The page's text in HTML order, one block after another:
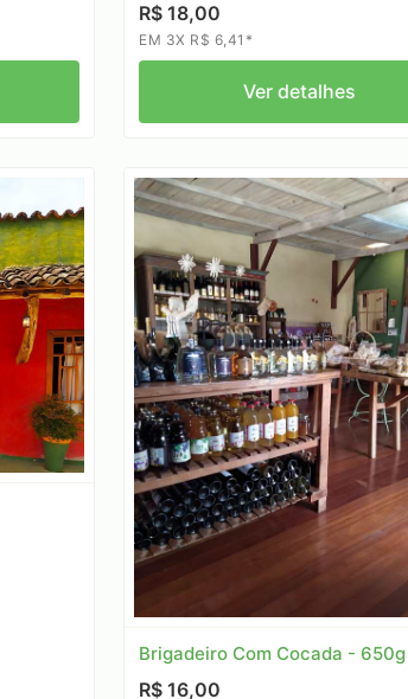
R$ 18,00
EM 3X R$ 6,41*
Ver detalhes
Brigadeiro Com Cocada - 650g
R$ 16,00